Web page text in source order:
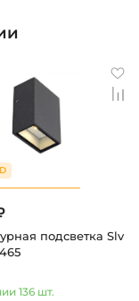
подсветка Slv
136 шт.